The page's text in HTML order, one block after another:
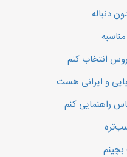
دنباله
انتخاب کنم
و ایرانی هست
راهنمایی کنم